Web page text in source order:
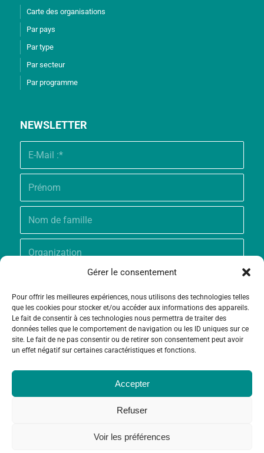
Gérer le consentement
Pour offrir les meilleures expériences, nous utilisons des technologies telles
que les cookies pour stocker et/ou accéder aux informations des appareils.
Le fait de consentir à ces technologies nous permettra de traiter des
données telles que le comportement de navigation ou les ID uniques sur ce
site. Le fait de ne pas consentir ou de retirer son consentement peut avoir
un effet négatif sur certaines caractéristiques et fonctions.
Accepter
Refuser
Voir les préférences
Carte des organisations
Par pays
Par type
Par secteur
Par programme
NEWSLETTER
© Copyright - Fondation Grameen Crédit-Agricole |Création site